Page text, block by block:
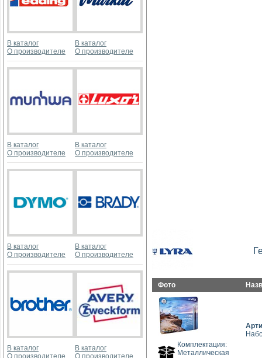
В каталог
О производителе
В каталог
О производителе
В каталог
О производителе
В каталог
О производителе
В каталог
О производителе
В каталог
О производителе
В каталог
О производителе
В каталог
О производителе
Фото
Комплектация:
Металлическая